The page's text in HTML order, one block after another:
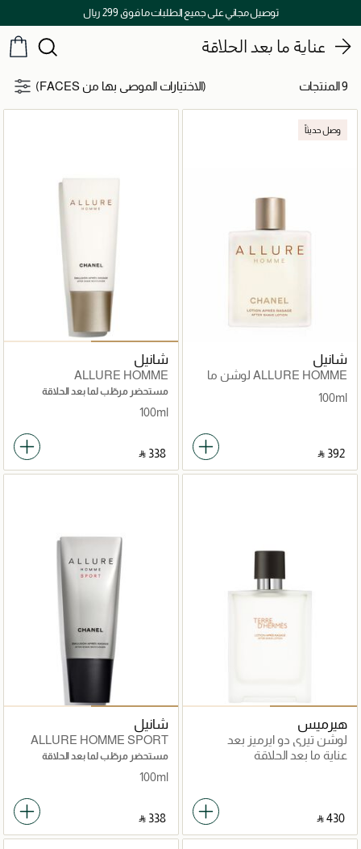
توصيل مجاني على جميع الطلبات ما فوق 299 ريال
عناية ما بعد الحلاقة
9 المنتجات (الاختيارات الموصى بها من FACES)
وصل حديثاً
شانيل
ALLURE HOMME لوشن ما
100ml
‎ ⃁ ⁦392⁩ ‎
شانيل
ALLURE HOMME
مستحضر مرطّب لما بعد الحلاقة
100ml
‎ ⃁ ⁦338⁩ ‎
هيرميس
لوشن تيري دو ايرميز بعد
الحلاقة
عناية ما بعد الحلاقة
‎ ⃁ ⁦430⁩ ‎
شانيل
ALLURE HOMME SPORT
مستحضر مرطّب لما بعد الحلاقة
100ml
‎ ⃁ ⁦338⁩ ‎